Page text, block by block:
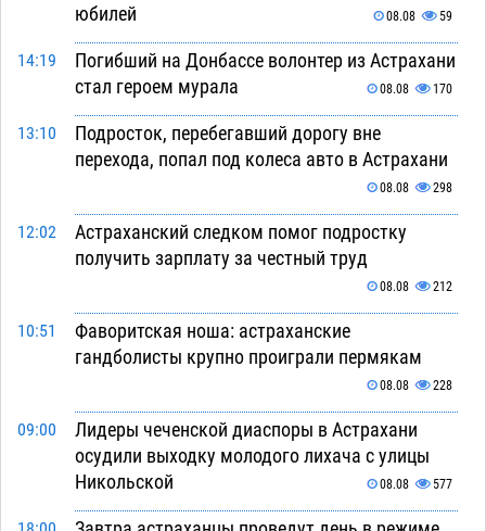
юбилей
08.08 59
14:19
Погибший на Донбассе волонтер из Астрахани
стал героем мурала
08.08 170
13:10
Подросток, перебегавший дорогу вне
перехода, попал под колеса авто в Астрахани
08.08 298
12:02
Астраханский следком помог подростку
получить зарплату за честный труд
08.08 212
10:51
Фаворитская ноша: астраханские
гандболисты крупно проиграли пермякам
08.08 228
09:00
Лидеры чеченской диаспоры в Астрахани
осудили выходку молодого лихача с улицы
Никольской
08.08 577